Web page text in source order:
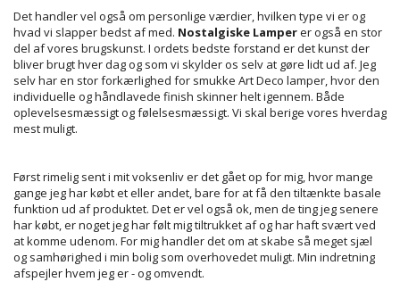
Det handler vel også om personlige værdier, hvilken type vi er og
hvad vi slapper bedst af med. Nostalgiske Lamperer også en stor
del af vores brugskunst. I ordets bedste forstand er det kunst der
bliver brugt hver dag og som vi skylder os selv at gøre lidt ud af. Jeg
selv har en stor forkærlighed for smukke Art Deco lamper, hvor den
individuelle og håndlavede finish skinner helt igennem. Både
oplevelsesmæssigt og følelsesmæssigt. Vi skal berige vores hverdag
mest muligt.
Først rimelig sent i mit voksenliv er det gået op for mig, hvor mange
gange jeg har købt et eller andet, bare for at få den tiltænkte basale
funktion ud af produktet. Det er vel også ok, men de ting jeg senere
har købt, er noget jeg har følt mig tiltrukket af og har haft svært ved
at komme udenom. For mig handler det om at skabe så meget sjæl
og samhørighed i min bolig som overhovedet muligt. Min indretning
afspejler hvem jeg er - og omvendt.